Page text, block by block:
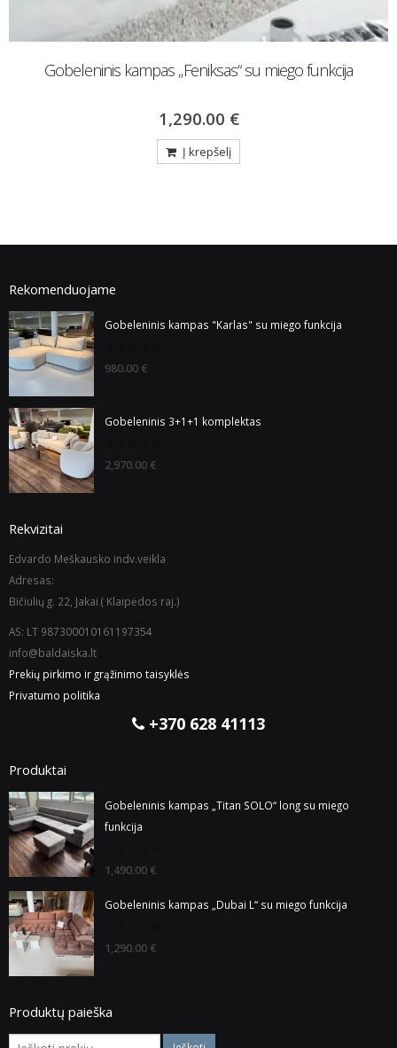
Tapytas paveikslas „Spalvų žaismas“
150.00€ 120.00
Į krepšelį
Rekomenduojame
Gobeleninis kampas "Karlas" su miego funkcija
out
980.00 €
Gobeleninis 3+1+1 komplektas
out
2,970.00 €
Rekvizitai
Edvardo Meškausko indv.veikla
Adresas:
Bičiulių g. 22, Jakai ( Klaipėdos raj.)
AS: LT 987300010161197354
info@baldaiska.lt
Prekių pirkimo ir grąžinimo taisyklės
Privatumo politika
+370 628 41113
Produktai
Gobeleninis kampas „Titan SOLO“ long su miego
funkcija
out
1,490.00 €
Gobeleninis kampas „Dubai L“ su miego funkcija
out
1,290.00 €
Produktų paieška